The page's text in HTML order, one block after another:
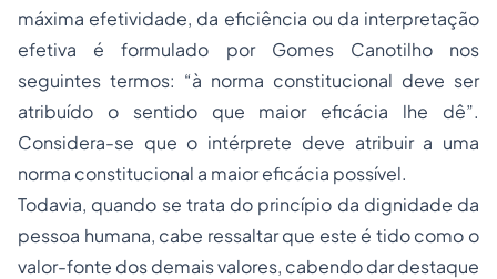
máxima efetividade, da eficiência ou da interpretação
efetiva é formulado por Gomes Canotilho nos
seguintes termos: “à norma constitucional deve ser
atribuído o sentido que maior eficácia lhe dê”.
Considera-se que o intérprete deve atribuir a uma
norma constitucional a maior eficácia possível.
Todavia, quando se trata do princípio da dignidade da
pessoa humana, cabe ressaltar que este é tido como o
valor-fonte dos demais valores, cabendo dar destaque